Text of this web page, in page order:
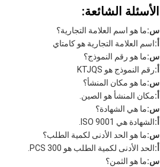
الأسئلة الشائعة:
س:ما هو اسم العلامة التجارية؟
أ:اسم العلامة التجارية هو كامتاي
س:ما هو رقم النموذج؟
أ:رقم النموذج هو KTJQS
س:ما هو مكان المنشأ؟
أ:مكان المنشأ هو الصين.
س:ما هي الشهادة؟
أ:الشهادة هي ISO 9001.
س:ما هو الحد الأدنى لكمية الطلب؟
أ:الحد الأدنى لكمية الطلب هو 300 PCS.
س:ما هو الثمن؟